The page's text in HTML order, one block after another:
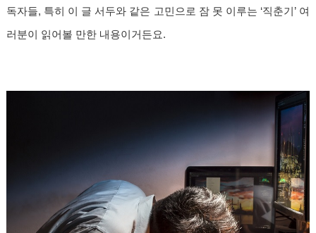
독자들, 특히 이 글 서두와 같은 고민으로 잠 못 이루는 ‘직춘기’ 여
러분이 읽어볼 만한 내용이거든요.